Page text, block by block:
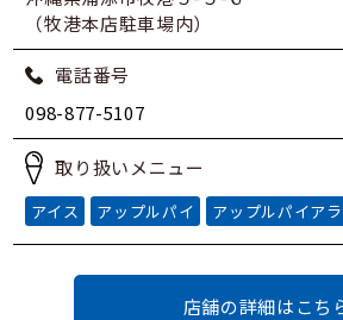
（牧港本店駐車場内）
電話番号
098-877-5107
取り扱いメニュー
アイス アップルパイ アップルパイア
店舗の詳細はこち